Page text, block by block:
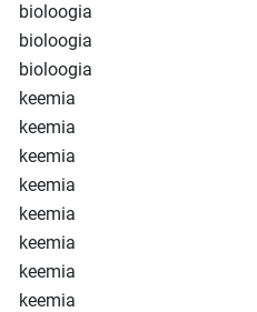
bioloogia
bioloogia
bioloogia
keemia
keemia
keemia
keemia
keemia
keemia
keemia
keemia